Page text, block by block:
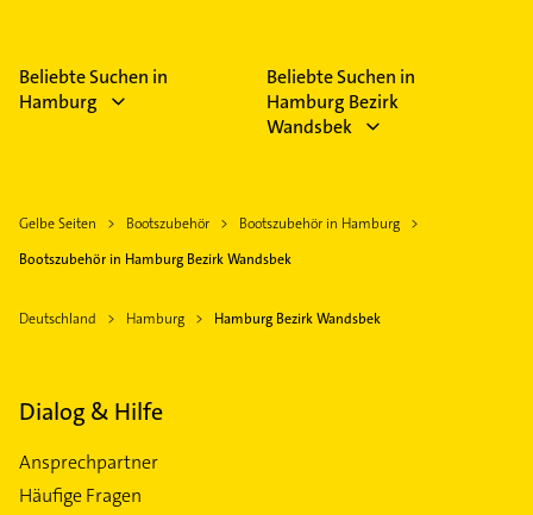
Beliebte Suchen in
Hamburg
Beliebte Suchen in
Hamburg Bezirk
Wandsbek
Gelbe Seiten Bootszubehör
Bootszubehör in Hamburg
Bootszubehör in Hamburg Bezirk Wandsbek
Deutschland Hamburg Hamburg Bezirk Wandsbek
Dialog & Hilfe
Ansprechpartner
Häufige Fragen